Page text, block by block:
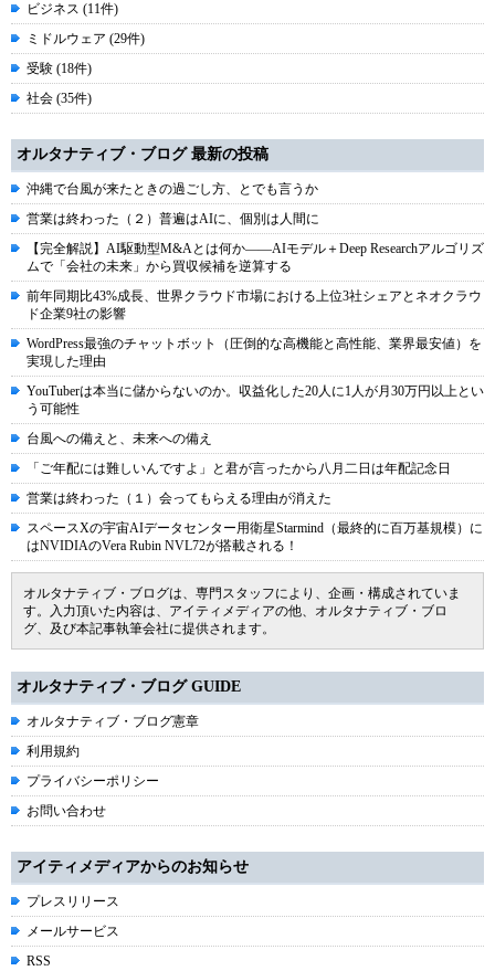
ビジネス (11件)
ミドルウェア (29件)
受験 (18件)
社会 (35件)
オルタナティブ・ブログ 最新の投稿
沖縄で台風が来たときの過ごし方、とでも言うか
営業は終わった（２）普遍はAIに、個別は人間に
【完全解説】AI駆動型M&Aとは何か――AIモデル＋Deep Researchアルゴリズ
ムで「会社の未来」から買収候補を逆算する
前年同期比43%成長、世界クラウド市場における上位3社シェアとネオクラウ
ド企業9社の影響
WordPress最強のチャットボット（圧倒的な高機能と高性能、業界最安値）を
実現した理由
YouTuberは本当に儲からないのか。収益化した20人に1人が月30万円以上とい
う可能性
台風への備えと、未来への備え
「ご年配には難しいんですよ」と君が言ったから八月二日は年配記念日
営業は終わった（１）会ってもらえる理由が消えた
スペースXの宇宙AIデータセンター用衛星Starmind（最終的に百万基規模）に
はNVIDIAのVera Rubin NVL72が搭載される！
オルタナティブ・ブログは、専門スタッフにより、企画・構成されていま
す。入力頂いた内容は、アイティメディアの他、オルタナティブ・ブロ
グ、及び本記事執筆会社に提供されます。
オルタナティブ・ブログ GUIDE
オルタナティブ・ブログ憲章
利用規約
プライバシーポリシー
お問い合わせ
アイティメディアからのお知らせ
プレスリリース
メールサービス
RSS